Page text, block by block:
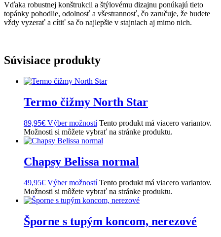
Vďaka robustnej konštrukcii a štýlovému dizajnu ponúkajú tieto
topánky pohodlie, odolnosť a všestrannosť, čo zaručuje, že budete
vždy vyzerať a cítiť sa čo najlepšie v stajniach aj mimo nich.
Súvisiace produkty
Termo čižmy North Star
89,95€ Výber možností Tento produkt má viacero variantov.
Možnosti si môžete vybrať na stránke produktu.
Chapsy Belissa normal
49,95€ Výber možností Tento produkt má viacero variantov.
Možnosti si môžete vybrať na stránke produktu.
Šporne s tupým koncom, nerezové